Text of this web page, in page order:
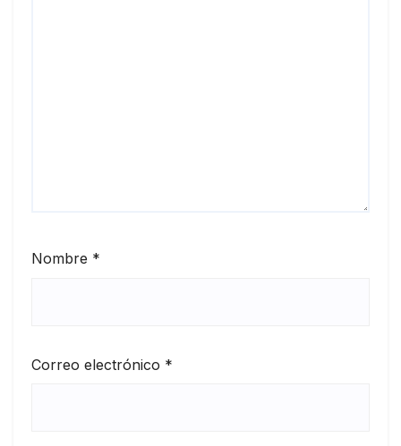
Nombre *
Correo electrónico *